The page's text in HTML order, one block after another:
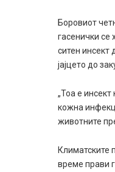
Боровиот
гасенички се
ситен инсект
јајцето до
„Тоа е
кожна
животните
Климатските
време прави